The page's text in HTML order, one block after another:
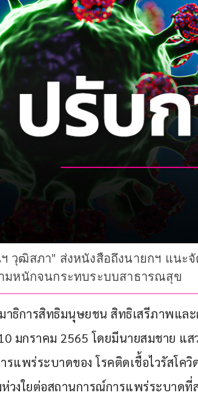
วุฒิสภา” ส่งหนังสือถึงนายกฯ แนะ
มหนักจนกระทบระบบสาธารณสุข
ธิการสิทธิมนุษยชน สิทธิเสรีภาพแล
มกราคม 2565 โดยมีนายสมชาย แส
แพร่ระบาดของ โรคติดเชื้อไวรัสโค
วงใยต่อสถานการณ์การแพร่ระบาด